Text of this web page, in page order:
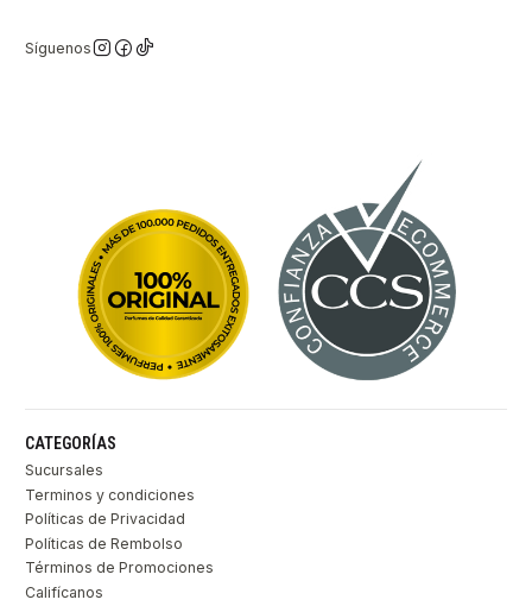
Síguenos
CATEGORÍAS
Sucursales
Terminos y condiciones
Políticas de Privacidad
Políticas de Rembolso
Términos de Promociones
Califícanos